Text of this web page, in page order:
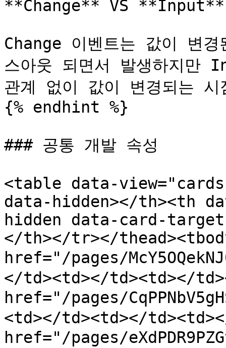
**Change** VS **Input**
Change 이벤트는 값이 변
스아웃 되면서 발생하지만
관계 없이 값이 변경되는
{% endhint %}
### 공통 개발 속성
<table data-
data-hidden></th><th
hidden data-card-
</th></tr></
href="/pages/
</td><td></td><td></
href="/pages/
<td></td><td></
href="/pages/